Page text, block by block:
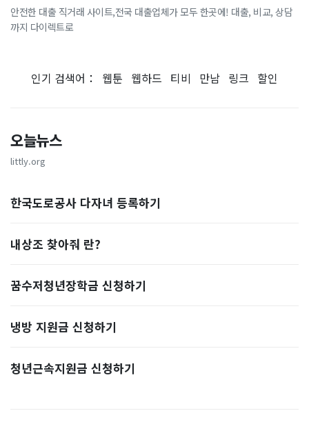
안전한 대출 직거래 사이트,전국 대출업체가 모두 한곳에! 대출, 비교, 상담
까지 다이렉트로
인기 검색어： 웹툰 웹하드 티비 만남 링크 할인
오늘뉴스
littly.org
한국도로공사 다자녀 등록하기
내상조 찾아줘 란?
꿈수저청년장학금 신청하기
냉방 지원금 신청하기
청년근속지원금 신청하기